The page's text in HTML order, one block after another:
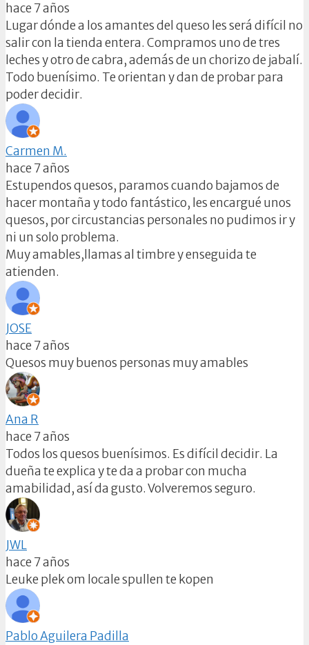
hace 7 años
Lugar dónde a los amantes del queso les será difícil no
salir con la tienda entera. Compramos uno de tres
leches y otro de cabra, además de un chorizo de jabalí.
Todo buenísimo. Te orientan y dan de probar para
poder decidir.
Carmen M.
hace 7 años
Estupendos quesos, paramos cuando bajamos de
hacer montaña y todo fantástico, les encargué unos
quesos, por circustancias personales no pudimos ir y
ni un solo problema.
Muy amables,llamas al timbre y enseguida te
atienden.
JOSE
hace 7 años
Quesos muy buenos personas muy amables
Ana R
hace 7 años
Todos los quesos buenísimos. Es difícil decidir. La
dueña te explica y te da a probar con mucha
amabilidad, así da gusto. Volveremos seguro.
JWL
hace 7 años
Leuke plek om locale spullen te kopen
Pablo Aguilera Padilla